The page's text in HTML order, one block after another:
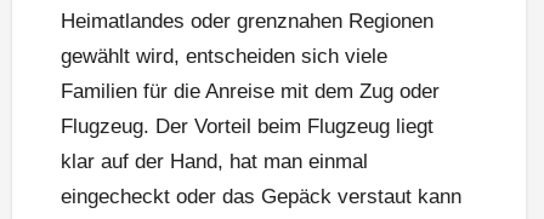
Heimatlandes oder grenznahen Regionen
gewählt wird, entscheiden sich viele
Familien für die Anreise mit dem Zug oder
Flugzeug. Der Vorteil beim Flugzeug liegt
klar auf der Hand, hat man einmal
eingecheckt oder das Gepäck verstaut kann